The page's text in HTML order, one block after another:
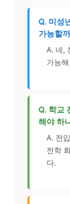
Q. 미성
가능할
A. 네,
가능
Q. 학교
해야 하
A. 전
전학
다.